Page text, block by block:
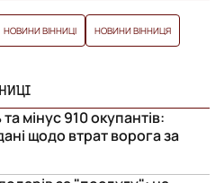
НОВИНИ ВІННИЦІ НОВИНИ ВІННИЦЯ
мінус 910 окупантів:
щодо втрат ворога за